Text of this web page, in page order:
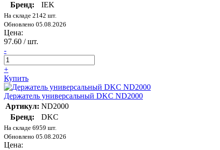
Бренд:
IEK
На складе 2142 шт.
Обновлено 05.08.2026
Цена:
97.60 / шт.
-
+
Купить
Держатель универсальный DKC ND2000
Артикул: ND2000
Бренд:
DKC
На складе 6959 шт.
Обновлено 05.08.2026
Цена: